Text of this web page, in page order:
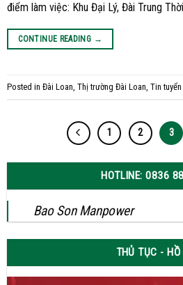
điểm làm việc: Khu Đại Lý, Đài Trung
CONTINUE READING →
Posted in Đài Loan Thị trường Đài Loan Tin
1 2 3
HOTLINE: 0836
Bao Son Manpower
THỦ TỤC - HỒ